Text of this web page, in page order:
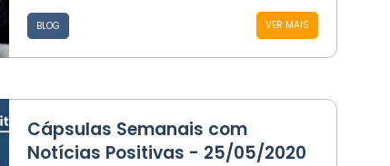
VER MAIS
BLOG
Cápsulas Semanais com
Notícias Positivas - 25/05/2020